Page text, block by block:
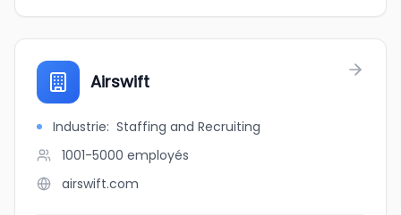
Airswift
Industrie: Staffing and Recruiting
1001-5000 employés
airswift.com